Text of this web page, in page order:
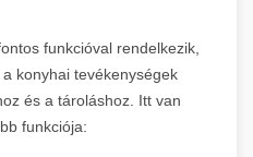
funkcióval rendelkezik,
konyhai tevékenységek
és a tároláshoz. Itt van
funkciója: